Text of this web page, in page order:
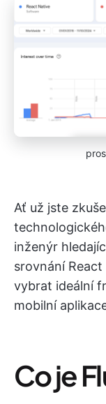
Ať už jste
inženýr
srovnání
vybrat ideální
mobilní
Co je